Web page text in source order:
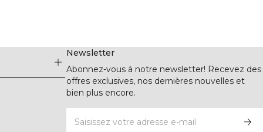
Newsletter
Abonnez-vous à notre newsletter! Recevez des
offres exclusives, nos dernières nouvelles et
bien plus encore.